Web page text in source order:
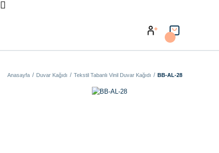
Anasayfa Duvar Kağıdı Tekstil Tabanlı Vinil Duvar Kağıdı BB-AL-28